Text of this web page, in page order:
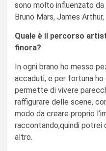
sono molto influenzato
Bruno Mars, James
Quale è il percorso
finora?
In ogni brano ho messo
accaduti, e per fortuna
permette di vivere
raffigurare delle scene,
modo da creare proprio
raccontando,quindi
altro.